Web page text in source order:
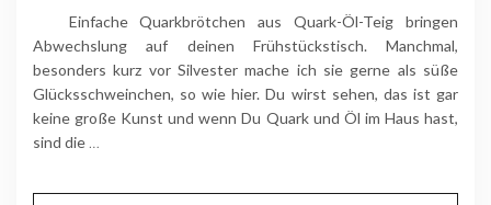
Einfache Quarkbrötchen aus Quark-Öl-Teig bringen
Abwechslung auf deinen Frühstückstisch. Manchmal,
besonders kurz vor Silvester mache ich sie gerne als süße
Glücksschweinchen, so wie hier. Du wirst sehen, das ist gar
keine große Kunst und wenn Du Quark und Öl im Haus hast,
sind die …